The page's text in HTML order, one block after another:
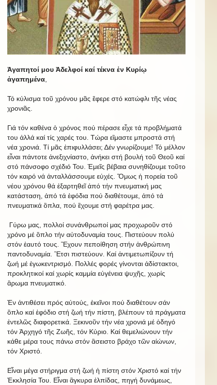
Ἀγαπητοί μου Ἀδελφοί καί τέκνα ἐν Κυρίῳ
ἀγαπημένα
Τό κύλισμα τοῦ χρόνου μᾶς ἒφερε στό κατώφλι τῆς νέας
χρονιᾶς.
Γιά τόν καθένα ὁ χρόνος πού πέρασε εἶχε τά προβλήματά
του ἀλλά καί τίς χαρές του. Τώρα εἲμαστε μπροστά στή
νέα χρονιά. Τί μᾶς ἐπιφυλλάσει; Δέν γνωρίζουμε! Τό μέλλον
εἶναι πάντοτε ἀνεξιχνίαστο, ἀνήκει στή βουλή τοῦ Θεοῦ καί
στό πάνσοφο σχέδιό Του. Ἐμεῖς βέβαια συνηθίζουμε τοῦτο
τόν καιρό νά ἀνταλλάσσουμε εὐχές. Ὅμως ἡ πορεία τοῦ
νέου χρόνου θά ἐξαρτηθεῖ ἀπό τήν πνευματική μας
κατάσταση, ἀπό τά ἐφόδια πού διαθέτουμε, ἀπό τά
πνευματικά ὃπλα, πού ἒχουμε στή φαρέτρα μας.
Γύρω μας, πολλοί συνάνθρωποί μας προχωροῦν στό
χρόνο μέ ὃπλο τήν αὐτοδυναμία τους. Πιστεύουν πολύ
στόν ἑαυτό τους. Ἒχουν πεποίθηση στήν ἀνθρώπινη
παντοδυναμία. Ἒτσι πιστεύουν. Καί ἀντιμετωπίζουν τή
ζωή μέ ἐγωκεντρισμό. Πολλές φορές γίνονται ἀδίστακτοι,
προκλητικοί καί χωρίς καμμία εὐγένεια ψυχῆς, χωρίς
ἂρωμα πνευματικό.
Ἐν ἀντιθέσει πρός αὐτούς, ἐκεῖνοι πού διαθέτουν σάν
ὃπλο καί ἐφόδιο στή ζωή τήν πίστη, βλέπουν τά πράγματα
ἐντελῶς διαφορετικά. Ξεκινοῦν τήν νέα χρονιά μέ ὁδηγό
τόν Ἀρχηγό τῆς Ζωῆς, τόν Κύριο. Καί θεμελιώνουν τήν
κάθε μέρα τους πάνω στόν ἂσειστο βράχο τῶν αἰώνων,
τόν Χριστό.
Εἶναι μέγα στήριγμα στή ζωή ἡ πίστη στόν Χριστό καί τήν
Ἐκκλησία Του. Εἶναι ἂγκυρα ἐλπίδας, πηγή δυνάμεως,